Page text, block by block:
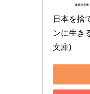
日本を捨
ンに生き
文庫)